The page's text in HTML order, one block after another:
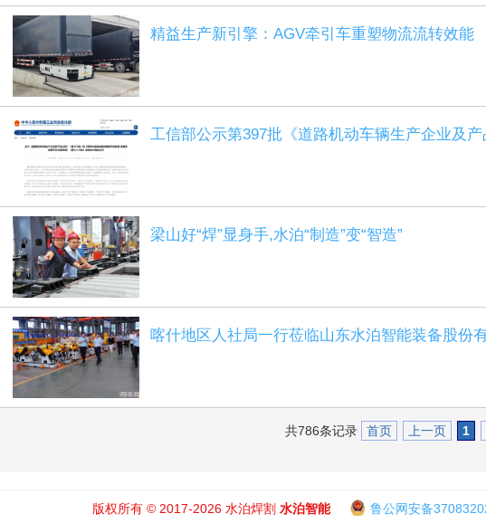
精益生产新引擎：AGV牵引车重塑物流流转效能
工信部公示第397批《道路机动车辆生产企业及
梁山好“焊”显身手,水泊“制造”变“智造”
喀什地区人社局一行莅临山东水泊智能装备股份
共786条记录 首页 上一页 1
版权所有 © 2017-2026 水泊焊割 水泊智能 鲁公网安备